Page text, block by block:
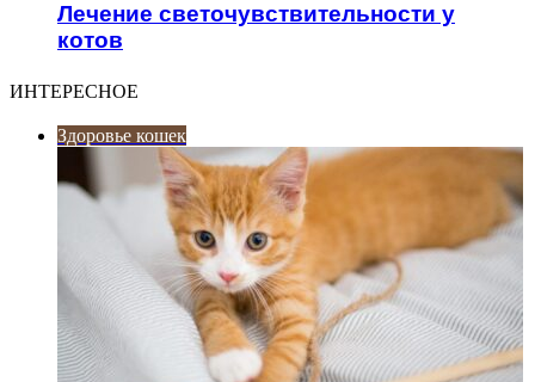
Лечение светочувствительности у
котов
ИНТЕРЕСНОЕ
Здоровье кошек